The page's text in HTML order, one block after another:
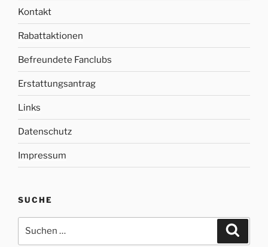
Kontakt
Rabattaktionen
Befreundete Fanclubs
Erstattungsantrag
Links
Datenschutz
Impressum
SUCHE
nach: